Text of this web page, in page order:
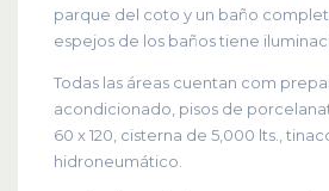
parque del coto y un baño
espejos de los baños tiene
Todas las áreas cuentan com
acondicionado, pisos de
60 x 120, cisterna de 5,000 lts.,
hidroneumático.